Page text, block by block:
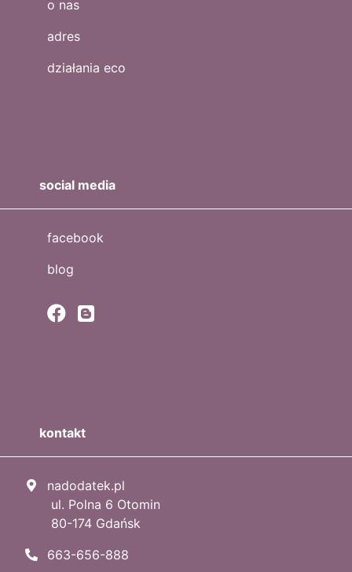
o nas
adres
działania eco
social media
facebook
blog
kontakt
nadodatek.pl
ul. Polna 6 Otomin
80-174 Gdańsk
663-656-888